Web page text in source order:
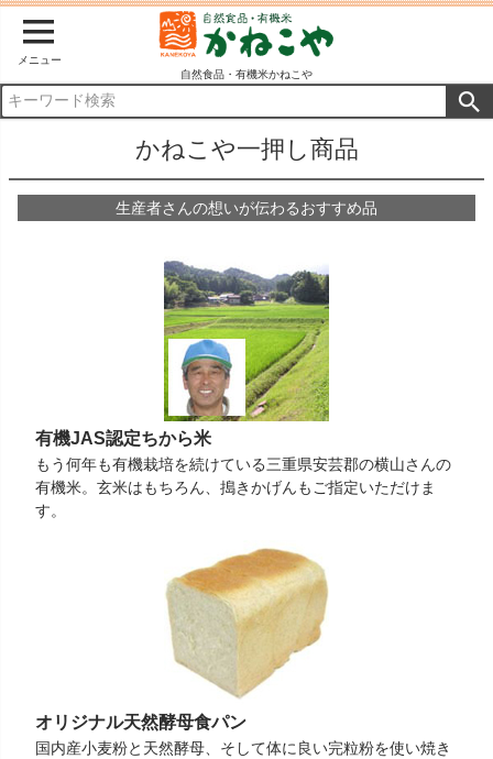
メニュー
自然食品・有機米かねこや
かねこや一押し商品
生産者さんの想いが伝わるおすすめ品
有機JAS認定ちから米
もう何年も有機栽培を続けている三重県安芸郡の横山さんの
有機米。玄米はもちろん、搗きかげんもご指定いただけま
す。
オリジナル天然酵母食パン
国内産小麦粉と天然酵母、そして体に良い完粒粉を使い焼き